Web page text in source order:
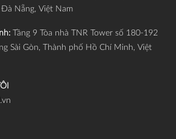
Đà Nẵng, Việt Nam
Tầng 9 Tòa nhà TNR Tower số 180-192
Sài Gòn, Thành phố Hồ Chí Minh, Việt